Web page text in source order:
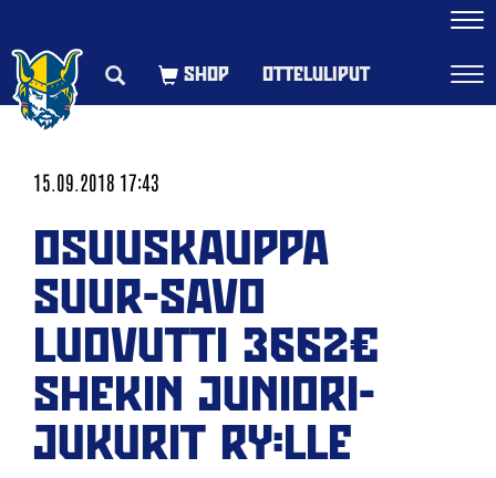
OTTELULIPUT
15.09.2018 17:43
OSUUSKAUPPA
SUUR-SAVO
LUOVUTTI 3662€
SHEKIN JUNIORI-
JUKURIT RY:LLE